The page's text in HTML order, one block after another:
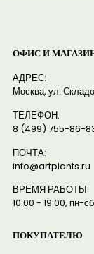
ОФИС И
АДРЕС:
Москва, ул.
ТЕЛЕФОН:
8 (499) 755-86-
ПОЧТА:
info@artplants.ru
ВРЕМЯ РАБОТЫ:
10:00 - 19:00, пн-сб
ПОКУПАТЕЛЮ